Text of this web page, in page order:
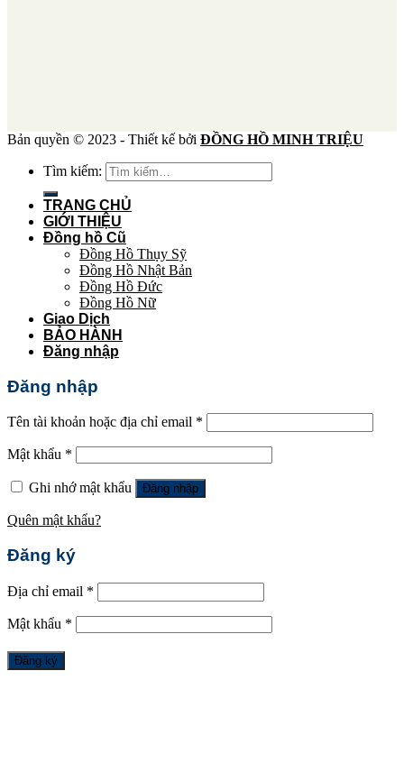
Bản quyền © 2023 - Thiết kế bởi ĐỒNG HỒ MINH TRIỆU
Tìm kiếm:
TRANG CHỦ
GIỚI THIỆU
Đồng hồ Cũ
Đồng Hồ Thụy Sỹ
Đồng Hồ Nhật Bản
Đồng Hồ Đức
Đồng Hồ Nữ
Giao Dịch
BẢO HÀNH
Đăng nhập
Đăng nhập
Tên tài khoản hoặc địa chỉ email *
Mật khẩu *
Ghi nhớ mật khẩu Đăng nhập
Quên mật khẩu?
Đăng ký
Địa chỉ email *
Mật khẩu *
Đăng ký